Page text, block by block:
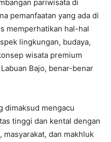
pariwisata di
pemanfaatan yang ada di
memperhatikan hal-hal
lingkungan, budaya,
wisata premium
Bajo, benar-benar
dimaksud mengacu
tinggi dan kental dengan
masyarakat, dan makhluk